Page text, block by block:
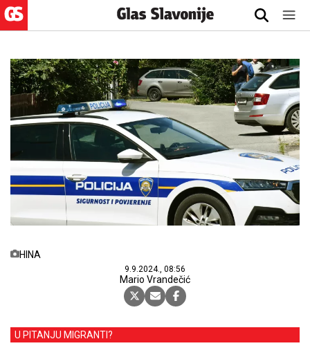
HINA
9.9.2024., 08:56
Mario Vrandečić
U PITANJU MIGRANTI?